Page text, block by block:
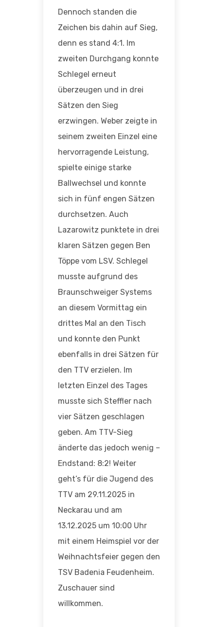
Dennoch standen die
Zeichen bis dahin auf Sieg,
denn es stand 4:1. Im
zweiten Durchgang konnte
Schlegel erneut
überzeugen und in drei
Sätzen den Sieg
erzwingen. Weber zeigte in
seinem zweiten Einzel eine
hervorragende Leistung,
spielte einige starke
Ballwechsel und konnte
sich in fünf engen Sätzen
durchsetzen. Auch
Lazarowitz punktete in drei
klaren Sätzen gegen Ben
Töppe vom LSV. Schlegel
musste aufgrund des
Braunschweiger Systems
an diesem Vormittag ein
drittes Mal an den Tisch
und konnte den Punkt
ebenfalls in drei Sätzen für
den TTV erzielen. Im
letzten Einzel des Tages
musste sich Steffler nach
vier Sätzen geschlagen
geben. Am TTV-Sieg
änderte das jedoch wenig –
Endstand: 8:2! Weiter
geht’s für die Jugend des
TTV am 29.11.2025 in
Neckarau und am
13.12.2025 um 10:00 Uhr
mit einem Heimspiel vor der
Weihnachtsfeier gegen den
TSV Badenia Feudenheim.
Zuschauer sind
willkommen.